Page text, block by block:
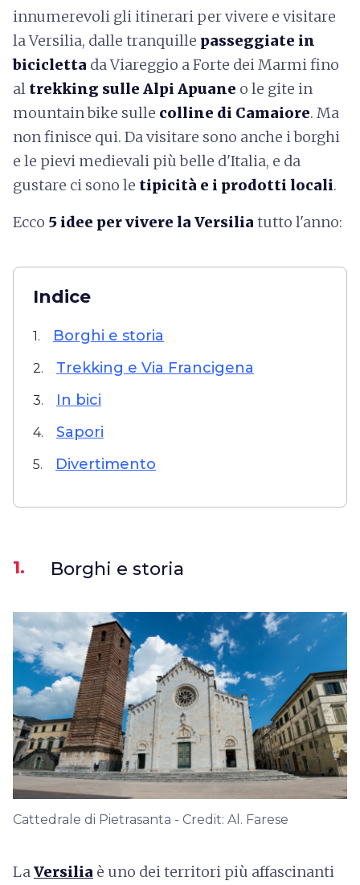
innumerevoli gli itinerari per vivere e visitare
la Versilia, dalle tranquille passeggiate in
bicicletta da Viareggio a Forte dei Marmi fino
al trekking sulle Alpi Apuane o le gite in
mountain bike sulle colline di Camaiore. Ma
non finisce qui. Da visitare sono anche i borghi
e le pievi medievali più belle d'Italia, e da
gustare ci sono le tipicità e i prodotti locali.
Ecco 5 idee per vivere la Versilia tutto l'anno:
Indice
1. Borghi e storia
2. Trekking e Via Francigena
3. In bici
4. Sapori
5. Divertimento
1. Borghi e storia
Cattedrale di Pietrasanta - Credit: Al. Farese
LaVersilia è uno dei territori più affascinanti